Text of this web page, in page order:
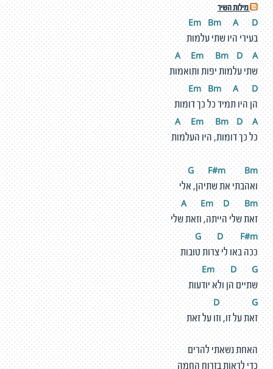
מילות השיר
Em Bm A D
בעירי היו שתי עלמות
A Em Bm D A
שתי עלמות יפות ותואמות
Em Bm A D
הן היו תמיד כל כך דומות
A Em Bm D A
כל כך דומות, היו העלמות
G F#m Bm
ואהבתי את שתיהן, אלי
A Em D Bm
זאת שלי הייתה, וזאת שלי
G D F#m
ככה באו לי צרות טובות
Em D G
שתיים הן ולא יודעות
D G
זאת על זו, וזו על זאת
האחת נשאתי להרים